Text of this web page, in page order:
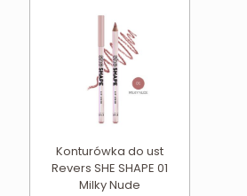
Konturówka do ust
Revers SHE SHAPE 01
Milky Nude